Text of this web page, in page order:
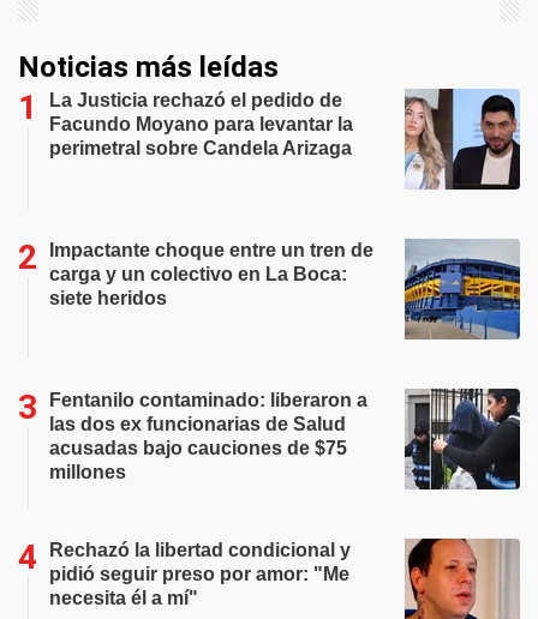
Noticias más leídas
La Justicia rechazó el pedido de
Facundo Moyano para levantar la
perimetral sobre Candela Arizaga
Impactante choque entre un tren de
carga y un colectivo en La Boca:
siete heridos
Fentanilo contaminado: liberaron a
las dos ex funcionarias de Salud
acusadas bajo cauciones de $75
millones
Rechazó la libertad condicional y
pidió seguir preso por amor: "Me
necesita él a mí"